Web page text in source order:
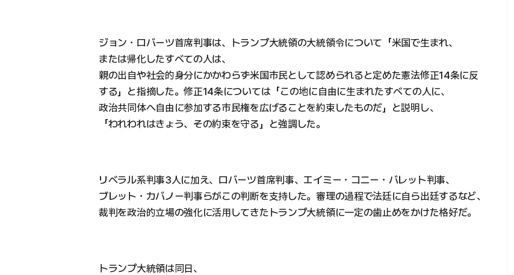
ジョン・ロバーツ首席判事は、トランプ大統領の大統領令について「米国で生まれ、
または帰化したすべての人は、
親の出自や社会的身分にかかわらず米国市民として認められると定めた憲法修正14条に反
する」と指摘した。修正14条については「この地に自由に生まれたすべての人に、
政治共同体へ自由に参加する市民権を広げることを約束したものだ」と説明し、
「われわれはきょう、その約束を守る」と強調した。
リベラル系判事3人に加え、ロバーツ首席判事、エイミー・コニー・バレット判事、
ブレット・カバノー判事らがこの判断を支持した。審理の過程で法廷に自ら出廷するなど、
裁判を政治的立場の強化に活用してきたトランプ大統領に一定の歯止めをかけた格好だ。
トランプ大統領は同日、